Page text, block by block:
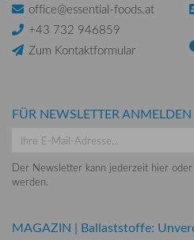
office@essential-foods.at
+43 732 946859
Zum Kontaktformular
FÜR NEWSLETTER ANMELDEN
Der Newsletter kann jederzeit hier
werden.
MAGAZIN | Ballaststoffe: